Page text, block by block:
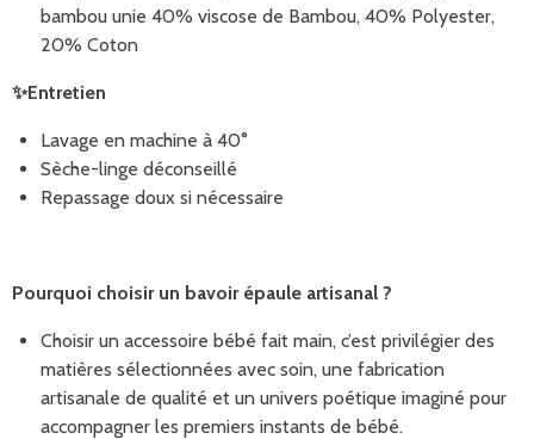
bambou unie 40% viscose de Bambou, 40% Polyester,
20% Coton
✨Entretien
Lavage en machine à 40°
Sèche-linge déconseillé
Repassage doux si nécessaire
Pourquoi choisir un bavoir épaule artisanal ?
Choisir un accessoire bébé fait main, c’est privilégier des
matières sélectionnées avec soin, une fabrication
artisanale de qualité et un univers poétique imaginé pour
accompagner les premiers instants de bébé.